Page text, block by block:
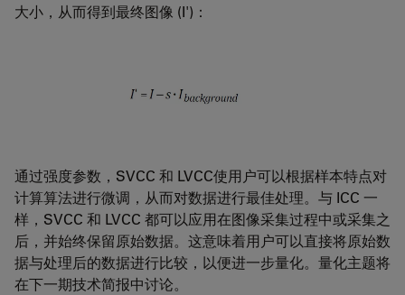
大小，从而得到最终图像 (I')：
通过强度参数，SVCC 和 LVCC使用户可以根据样本特点对
计算算法进行微调，从而对数据进行最佳处理。与 ICC 一
样，SVCC 和 LVCC 都可以应用在图像采集过程中或采集之
后，并始终保留原始数据。这意味着用户可以直接将原始数
据与处理后的数据进行比较，以便进一步量化。量化主题将
在下一期技术简报中讨论。